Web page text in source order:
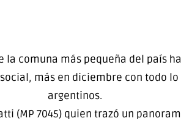
comuna más pequeña del país
más en diciembre con todo
argentinos.
(MP 7045) quien trazó un